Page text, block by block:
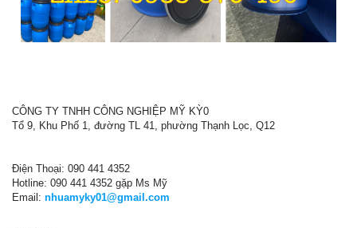
CÔNG TY TNHH CÔNG NGHIỆP MỸ KỲ0
Tổ 9, Khu Phố 1, đường TL 41, phường Thạnh Lọc, Q12
Điện Thoại: 090 441 4352
Hotline: 090 441 4352 gặp Ms Mỹ
Email: nhuamyky01@gmail.com